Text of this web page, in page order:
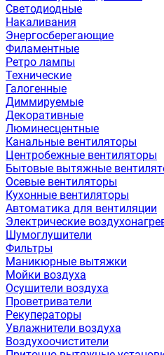
Светодиодные
Накаливания
Энергосберегающие
Филаментные
Ретро лампы
Технические
Галогенные
Диммируемые
Декоративные
Люминесцентные
Канальные вентиляторы
Центробежные вентиляторы
Бытовые вытяжные
Осевые вентиляторы
Кухонные вентиляторы
Автоматика для вентиляции
Электрические
Шумоглушители
Фильтры
Маникюрные вытяжки
Мойки воздуха
Осушители воздуха
Проветриватели
Рекуператоры
Увлажнители воздуха
Воздухоочистители